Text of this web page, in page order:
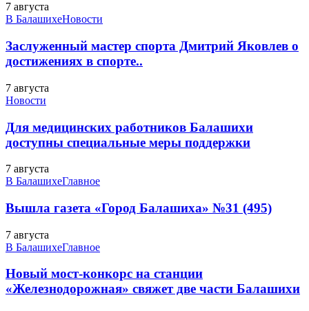
7 августа
В БалашихеНовости
Заслуженный мастер спорта Дмитрий Яковлев о
достижениях в спорте..
7 августа
Новости
Для медицинских работников Балашихи
доступны специальные меры поддержки
7 августа
В БалашихеГлавное
Вышла газета «Город Балашиха» №31 (495)
7 августа
В БалашихеГлавное
Новый мост-конкорс на станции
«Железнодорожная» свяжет две части Балашихи